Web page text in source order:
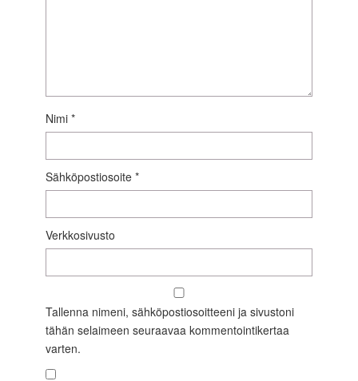
Nimi *
Sähköpostiosoite *
Verkkosivusto
Tallenna nimeni, sähköpostiosoitteeni ja sivustoni
tähän selaimeen seuraavaa kommentointikertaa
varten.